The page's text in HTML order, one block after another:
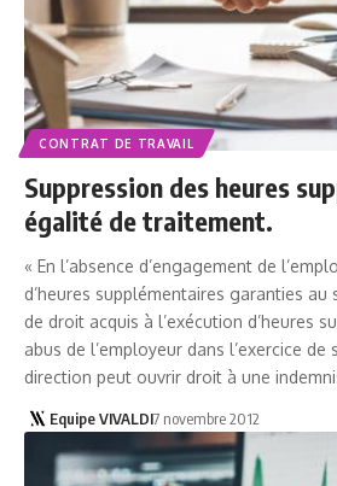
CONTRAT DE TRAVAIL
Suppression des heures
égalité de traitement.
« En l’absence d’engagement de
d’heures supplémentaires garanties au
de droit acquis à l’exécution d’heures
abus de l’employeur dans l’exercice de
direction peut ouvrir droit à une
Equipe VIVALDI7 novembre 2012